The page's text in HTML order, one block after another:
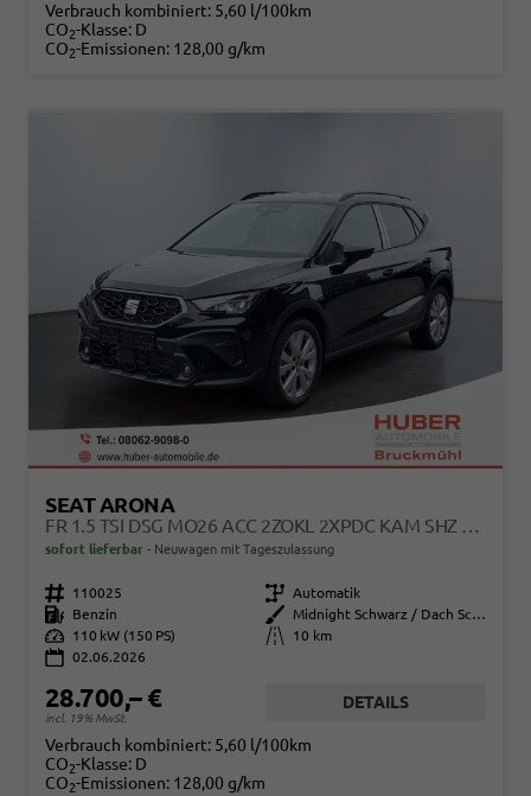
Verbrauch kombiniert: 5,60 l/100km
CO2-Klasse: D
CO2-Emissionen: 128,00 g/km
SEAT ARONA
FR 1.5 TSI DSG MO26 ACC 2ZOKL 2XPDC KAM SHZ FULL LINK
sofort lieferbar Neuwagen mit Tageszulassung
Fahrzeugnr. 110025 Getriebe Automatik
Kraftstoff
Benzin Außenfarbe
Midnight Schwarz / Dach Schwarz
Leistung
110 kW (150 PS) Kilometerstand
10 km
02.06.2026
28.700,– €
incl. 19% MwSt.
DETAILS
Verbrauch kombiniert: 5,60 l/100km
CO2-Klasse: D
CO2-Emissionen: 128,00 g/km